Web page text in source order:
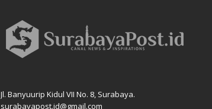
Jl. Banyuurip Kidul VII No. 8, Surabaya.
surabayapost.id@gmail.com